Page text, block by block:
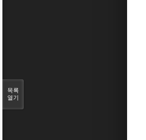
목록
열기